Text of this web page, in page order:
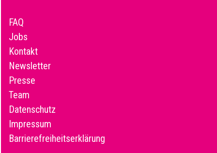
FAQ
Jobs
Kontakt
Newsletter
Presse
Team
Datenschutz
Impressum
Barrierefreiheitserklärung